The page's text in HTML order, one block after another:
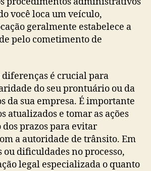
você loca um veículo,
geralmente estabelece a
pelo cometimento de
diferenças é crucial para
do seu prontuário ou da
da sua empresa. É importante
atualizados e tomar as ações
prazos para evitar
a autoridade de trânsito. Em
ou dificuldades no processo,
legal especializada o quanto